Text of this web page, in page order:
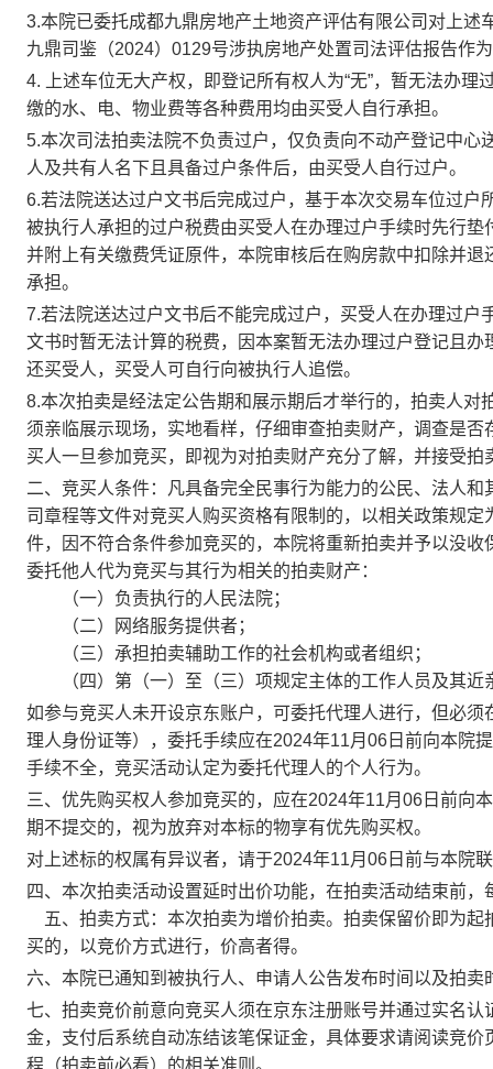
3.本院已委托成都九鼎房地产土地资产评估有限公司对上述
九鼎司鉴（2024） 0129号涉执房地产处置司法评估报告作
4. 上述车位无大产权，即登记所有权人为“无”，暂无法办理
缴的水、电、物业费等各种费用均由买受人自行承担。
5.本次司法拍卖法院不负责过户，仅负责向不动产登记中心
人及共有人名下且具备过户条件后，由买受人自行过户。
6.若法院送达过户文书后完成过户，基于本次交易车位过户
被执行人承担的过户税费由买受人在办理过户手续时先行垫
并附上有关缴费凭证原件，本院审核后在购房款中扣除并
承担。
7.若法院送达过户文书后不能完成过户，买受人在办理过
文书时暂无法计算的税费，因本案暂无法办理过户登记且
还买受人，买受人可自行向被执行人追偿。
8.本次拍卖是经法定公告期和展示期后才举行的，拍卖人
须亲临展示现场，实地看样，仔细审查拍卖财产，调查是
买人一旦参加竞买，即视为对拍卖财产充分了解，并接受拍
二、竞买人条件：凡具备完全民事行为能力的公民、法人
司章程等文件对竞买人购买资格有限制的，以相关政策规
件，因不符合条件参加竞买的，本院将重新拍卖并予以没
委托他人代为竞买与其行为相关的拍卖财产：
（一）负责执行的人民法院；
（二）网络服务提供者；
（三）承担拍卖辅助工作的社会机构或者组织；
（四）第（一）至（三）项规定主体的工作人员及其近
如参与竞买人未开设京东账户，可委托代理人进行，但必
理人身份证等），委托手续应在2024年11月 06 日前向本院
手续不全，竞买活动认定为委托代理人的个人行为。
三、 优先购买权人参加竞买的，应在2024年11月 06 日前向
期不提交的，视为放弃对本标的物享有优先购买权。
对上述标的权属有异议者，请于2024年11月 06 日前与本院
四、 本次拍卖活动设置延时出价功能，在拍卖活动结束前，
五、拍卖方式：本次拍卖为增价拍卖。拍卖保留价即为
买的，以竞价方式进行，价高者得。
六、 本院已通知到被执行人、申请人公告发布时间以及拍
七、拍卖竞价前意向竞买人须在京东注册账号并通过实名认
金，支付后系统自动冻结该笔保证金，具体要求请阅读竞价
程（拍卖前必看）的相关准则。